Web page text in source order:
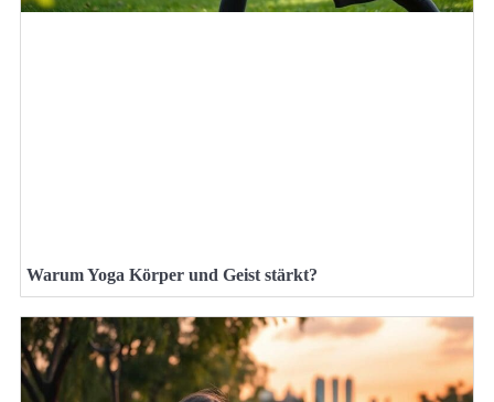
Warum Yoga Körper und Geist stärkt?